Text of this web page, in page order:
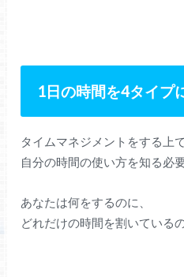
1日の時間を4タイプ
タイムマネジメントをする上で
自分の時間の使い方を知る必
あなたは何をするのに、
どれだけの時間を割いている